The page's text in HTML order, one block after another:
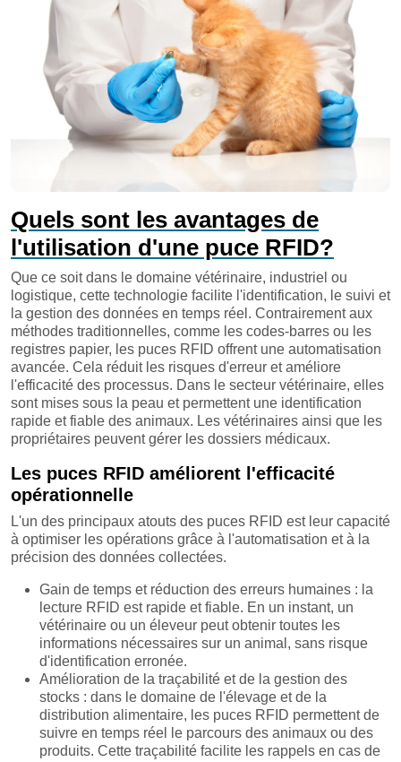
Quels sont les avantages de
l'utilisation d'une puce RFID?
Que ce soit dans le domaine vétérinaire, industriel ou
logistique, cette technologie facilite l'identification, le suivi et
la gestion des données en temps réel. Contrairement aux
méthodes traditionnelles, comme les codes-barres ou les
registres papier, les puces RFID offrent une automatisation
avancée. Cela réduit les risques d'erreur et améliore
l'efficacité des processus. Dans le secteur vétérinaire, elles
sont mises sous la peau et permettent une identification
rapide et fiable des animaux. Les vétérinaires ainsi que les
propriétaires peuvent gérer les dossiers médicaux.
Les puces RFID améliorent l'efficacité
opérationnelle
L'un des principaux atouts des puces RFID est leur capacité
à optimiser les opérations grâce à l'automatisation et à la
précision des données collectées.
Gain de temps et réduction des erreurs humaines : la
lecture RFID est rapide et fiable. En un instant, un
vétérinaire ou un éleveur peut obtenir toutes les
informations nécessaires sur un animal, sans risque
d'identification erronée.
Amélioration de la traçabilité et de la gestion des
stocks : dans le domaine de l'élevage et de la
distribution alimentaire, les puces RFID permettent de
suivre en temps réel le parcours des animaux ou des
produits. Cette traçabilité facilite les rappels en cas de